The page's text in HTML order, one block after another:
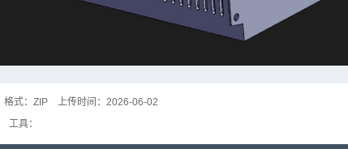
格式： ZIP 上传时间： 2026-06-02
工具：